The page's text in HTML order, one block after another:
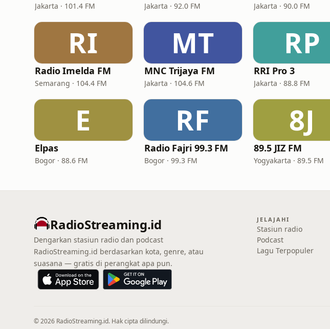
Jakarta · 101.4 FM Jakarta · 92.0 FM Jakarta · 90.0 FM
RI
Radio Imelda FM
Semarang · 104.4 FM
MT
MNC Trijaya FM
Jakarta · 104.6 FM
RP
RRI Pro 3
Jakarta · 88.8 FM
E
Elpas
Bogor · 88.6 FM
RF
Radio Fajri 99.3 FM
Bogor · 99.3 FM
8J
89.5 JIZ FM
Yogyakarta · 89.5 FM
RadioStreaming.id
Dengarkan stasiun radio dan podcast
RadioStreaming.id berdasarkan kota, genre, atau
suasana — gratis di perangkat apa pun.
JELAJAHI
Stasiun radio
Podcast
Lagu Terpopuler
© 2026 RadioStreaming.id. Hak cipta dilindungi.